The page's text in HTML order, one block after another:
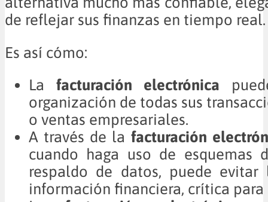
de reflejar sus finanzas en tiempo real.
Es así cómo:
La facturación electrónica
organización de todas sus
o ventas empresariales.
A través de la facturación
cuando haga uso de esquemas
respaldo de datos, puede
información financiera, crítica para